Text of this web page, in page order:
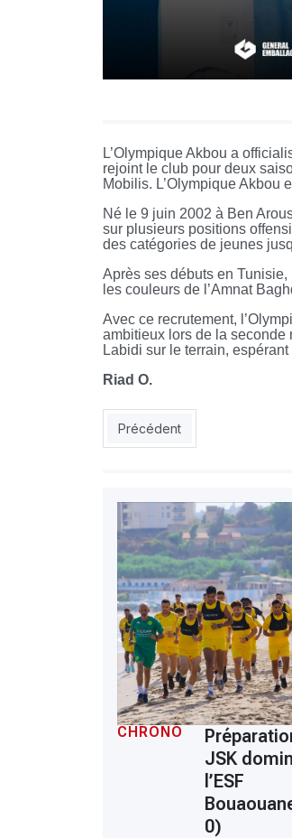
L’Olympique Akbou a
rejoint le club pour deux
Mobilis. L’Olympique Akbou
Né le 9 juin 2002 à Ben
sur plusieurs positions
des catégories de jeunes
Après ses débuts en
les couleurs de l’Amnat
Avec ce recrutement,
ambitieux lors de la seconde
Labidi sur le terrain,
Riad O.
Article précédent : CAN-
Précédent
CHRONO
JSK
l’ESF
0)